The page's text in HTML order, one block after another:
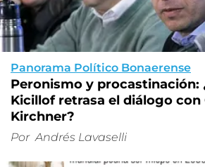
Panorama Político Bonaerense
Peronismo y procastinación:
Kicillof retrasa el diálogo con
Kirchner?
Por Andrés Lavaselli